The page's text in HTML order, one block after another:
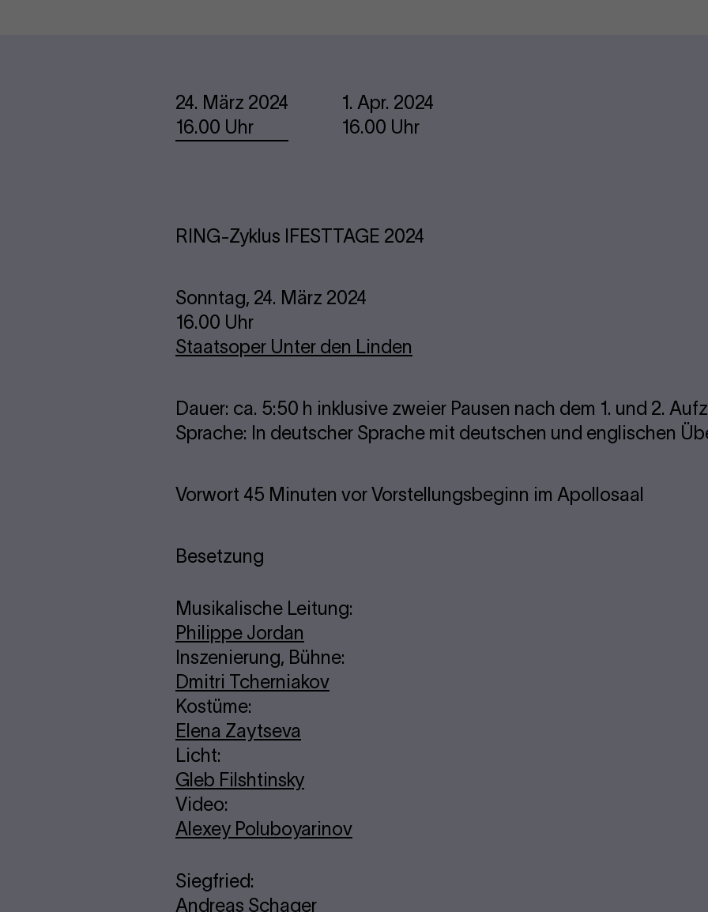
24. März 2024
16.00 Uhr
1. Apr. 2024
16.00 Uhr
RING-Zyklus I FESTTAGE 2024
Sonntag, 24. März 2024
16.00 Uhr
Staatsoper Unter den Linden
Dauer: ca. 5:50 h inklusive zweier Pausen nach dem 1. und 2.
Sprache: In deutscher Sprache mit deutschen und englischen
Vorwort 45 Minuten vor Vorstellungsbeginn im Apollosaal
Besetzung
Musikalische Leitung:
Philippe Jordan
Inszenierung, Bühne:
Dmitri Tcherniakov
Kostüme:
Elena Zaytseva
Licht:
Gleb Filshtinsky
Video:
Alexey Poluboyarinov
Siegfried:
Andreas Schager